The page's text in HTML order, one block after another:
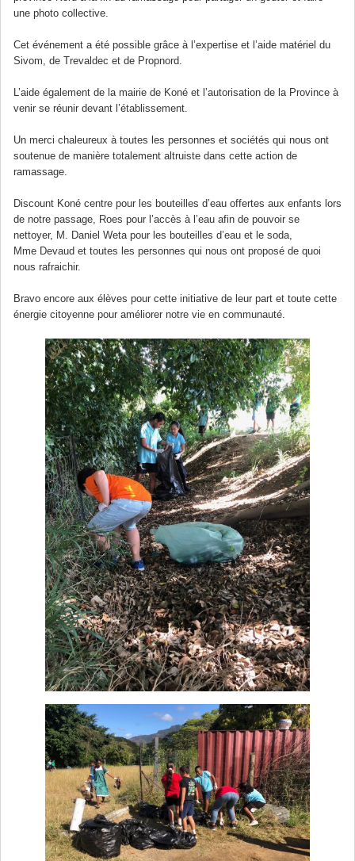
une photo collective.
Cet événement a été possible grâce à l’expertise et l’aide matériel du
Sivom, de Trevaldec et de Propnord.
L’aide également de la mairie de Koné et l’autorisation de la Province à
venir se réunir devant l’établissement.
Un merci chaleureux à toutes les personnes et sociétés qui nous ont
soutenue de manière totalement altruiste dans cette action de
ramassage.
Discount Koné centre pour les bouteilles d’eau offertes aux enfants lors
de notre passage, Roes pour l’accès à l’eau afin de pouvoir se
nettoyer, M. Daniel Weta pour les bouteilles d’eau et le soda,
Mme Devaud et toutes les personnes qui nous ont proposé de quoi
nous rafraichir.
Bravo encore aux élèves pour cette initiative de leur part et toute cette
énergie citoyenne pour améliorer notre vie en communauté.